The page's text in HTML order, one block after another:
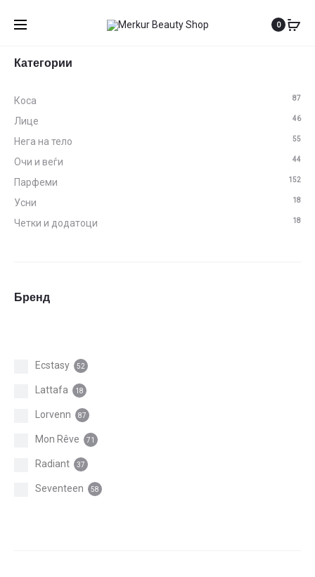
0
Категории
Коса 87
Лице 46
Нега на тело 55
Очи и веѓи 44
Парфеми 152
Усни 18
Четки и додатоци 18
Бренд
Ecstasy 52
Lattafa 18
Lorvenn 87
Mon Rêve 71
Radiant 37
Seventeen 58